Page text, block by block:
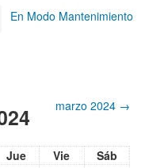
En Modo Mantenimiento
marzo 2024 →
Jue Vie
Sáb